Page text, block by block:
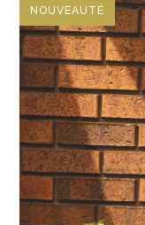
NOUVEAUTÉ